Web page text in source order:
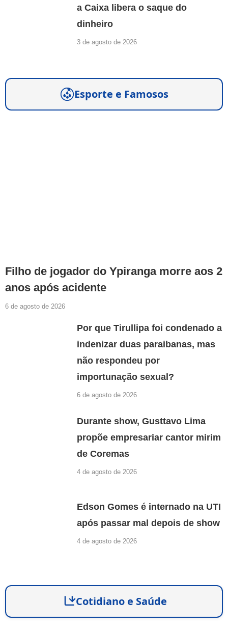
a Caixa libera o saque do
dinheiro
3 de agosto de 2026
Esporte e Famosos
Filho de jogador do Ypiranga morre aos 2
anos após acidente
6 de agosto de 2026
Por que Tirullipa foi condenado a
indenizar duas paraibanas, mas
não respondeu por
importunação sexual?
6 de agosto de 2026
Durante show, Gusttavo Lima
propõe empresariar cantor mirim
de Coremas
4 de agosto de 2026
Edson Gomes é internado na UTI
após passar mal depois de show
4 de agosto de 2026
Cotidiano e Saúde